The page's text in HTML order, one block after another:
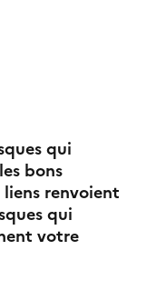
papier
qui
bons
renvoient
qui
votre